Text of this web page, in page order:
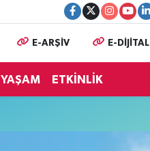
E-ARŞİV E-DİJİTAL
YAŞAM ETKİNLİK